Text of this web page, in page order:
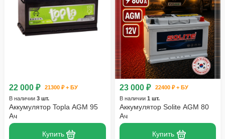
22 000 ₽
21300 ₽ + БУ
В наличии 3 шт.
Аккумулятор Topla AGM 95
Ач
Купить
23 000 ₽
22400 ₽ + БУ
В наличии 1 шт.
Аккумулятор Solite AGM 80
Ач
Купить